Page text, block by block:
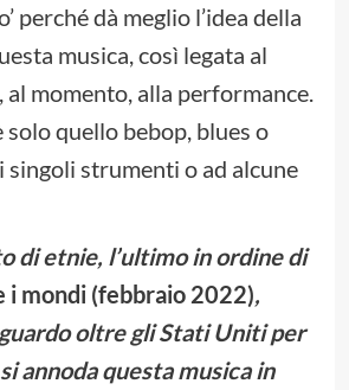
perché dà meglio l’idea della
musica, così legata al
al momento, alla performance.
solo quello bebop, blues o
singoli strumenti o ad alcune
di etnie, l’ultimo in ordine di
i mondi (febbraio 2022),
oltre gli Stati Uniti per
annoda questa musica in